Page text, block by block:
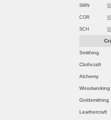
SMN
COR
SCH
Smithing
Clothcraft
Alchemy
Woodworking
Goldsmithing
Leathercraft